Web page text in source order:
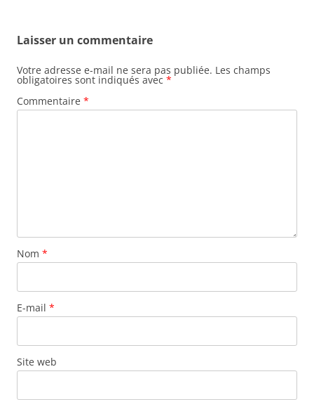
Laisser un commentaire
Votre adresse e-mail ne sera pas publiée. Les champs
obligatoires sont indiqués avec *
Commentaire *
Nom *
E-mail *
Site web